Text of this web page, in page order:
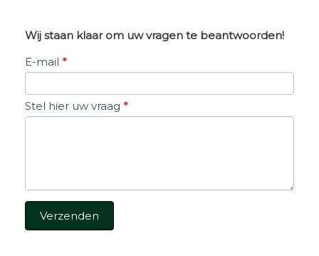
Wij staan klaar om uw vragen te beantwoorden!
Stel
een
vraag
E-mail *
Stel hier uw vraag *
Verzenden